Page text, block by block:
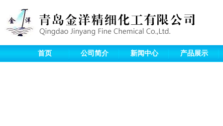
首页 公司简介 新闻中心 产品展示